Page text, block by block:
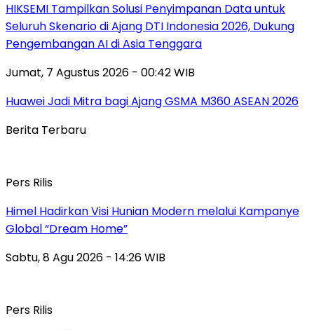
HIKSEMI Tampilkan Solusi Penyimpanan Data untuk
Seluruh Skenario di Ajang DTI Indonesia 2026, Dukung
Pengembangan AI di Asia Tenggara
Jumat, 7 Agustus 2026 - 00:42 WIB
Huawei Jadi Mitra bagi Ajang GSMA M360 ASEAN 2026
Berita Terbaru
Pers Rilis
Himel Hadirkan Visi Hunian Modern melalui Kampanye
Global “Dream Home”
Sabtu, 8 Agu 2026 - 14:26 WIB
Pers Rilis